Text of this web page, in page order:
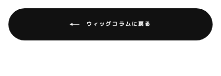
ウィッグコラムに戻る